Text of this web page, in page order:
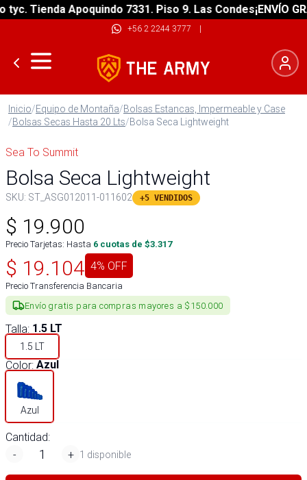
Tienda Apoquindo 7331. Piso 9. Las Condes¡ENVÍO
+56 2 2244 3777 |
Inicio/Equipo de Montaña/Bolsas Estancas, Impermeable y Case
/Bolsas Secas Hasta 20 Lts/Bolsa Seca Lightweight
Sea To Summit
Bolsa Seca Lightweight
SKU: ST_ASG012011-011602 +5 VENDIDOS
$ 19.900
Precio Tarjetas: Hasta 6 cuotas de $3.317
$ 19.104 4% OFF
Precio Transferencia Bancaria
Envío gratis para compras mayores a $150.000
Talla: 1.5 LT
1.5 LT
Color: Azul
Azul
Cantidad:
-
+ 1 disponible